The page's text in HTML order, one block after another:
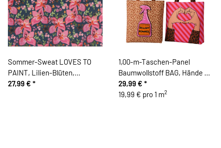
Sommer-Sweat LOVES TO
PAINT, Lilien-Blüten,
dunkelblau-rosa
27,99 € *
1,00-m-Taschen-Panel
Baumwollstoff BAG, Hände &
Sprühflasche, Cherry Picking
29,99 € *
19,99 € pro 1 m2